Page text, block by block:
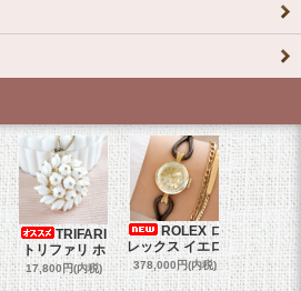
TRIFARI
トリファリ ホ
17,800円(内税)
ROLEX ロ
レックス イエロ
378,000円(内税)
ジュリア
29,000円(